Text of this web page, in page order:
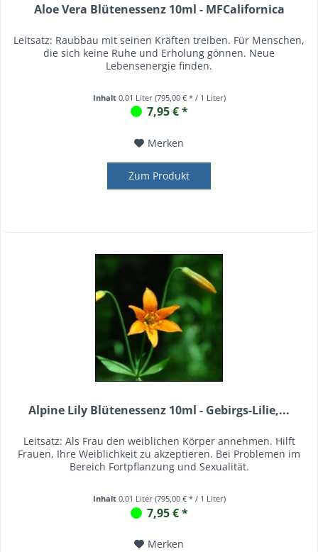
Aloe Vera Blütenessenz 10ml - MFCalifornica
Leitsatz: Raubbau mit seinen Kräften treiben. Für Menschen,
die sich keine Ruhe und Erholung gönnen. Neue
Lebensenergie finden.
Inhalt 0.01 Liter (795,00 € * / 1 Liter)
7,95 € *
Merken
Zum Produkt
Alpine Lily Blütenessenz 10ml - Gebirgs-Lilie,...
Leitsatz: Als Frau den weiblichen Körper annehmen. Hilft
Frauen, Ihre Weiblichkeit zu akzeptieren. Bei Problemen im
Bereich Fortpflanzung und Sexualität.
Inhalt 0.01 Liter (795,00 € * / 1 Liter)
7,95 € *
Merken